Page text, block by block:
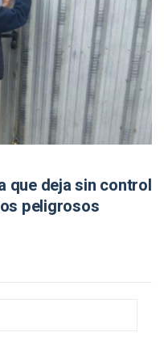
que deja sin control
peligrosos